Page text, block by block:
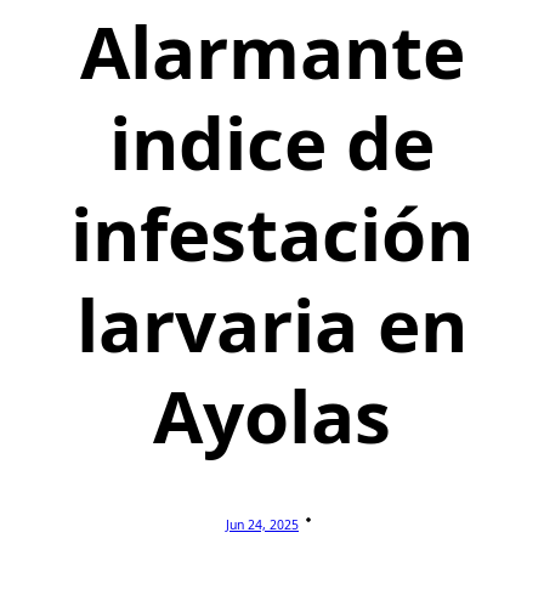
Alarmante
indice de
infestación
larvaria en
Ayolas
Jun 24, 2025